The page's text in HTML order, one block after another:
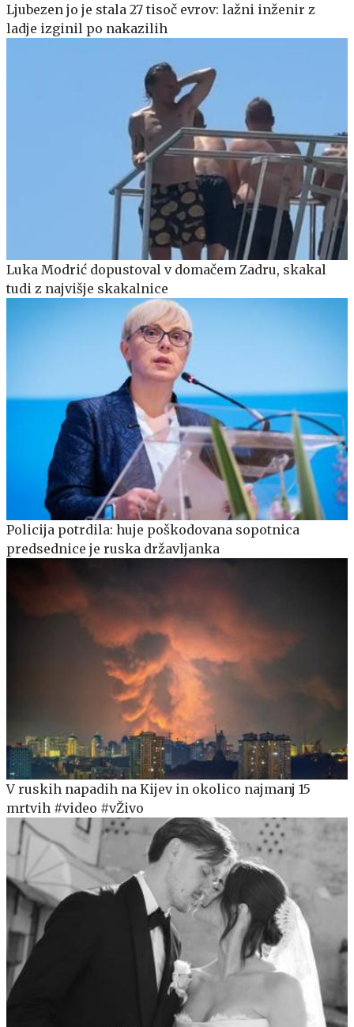
Ljubezen jo je stala 27 tisoč evrov: lažni inženir z
ladje izginil po nakazilih
Luka Modrić dopustoval v domačem Zadru, skakal
tudi z najvišje skakalnice
Policija potrdila: huje poškodovana sopotnica
predsednice je ruska državljanka
V ruskih napadih na Kijev in okolico najmanj 15
mrtvih #video #vŽivo